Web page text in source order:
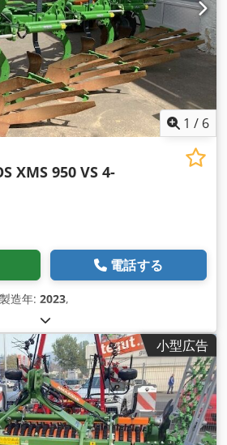
1 / 6
XMS 950 VS 4-
電話する
造年: 2023,
小型広告